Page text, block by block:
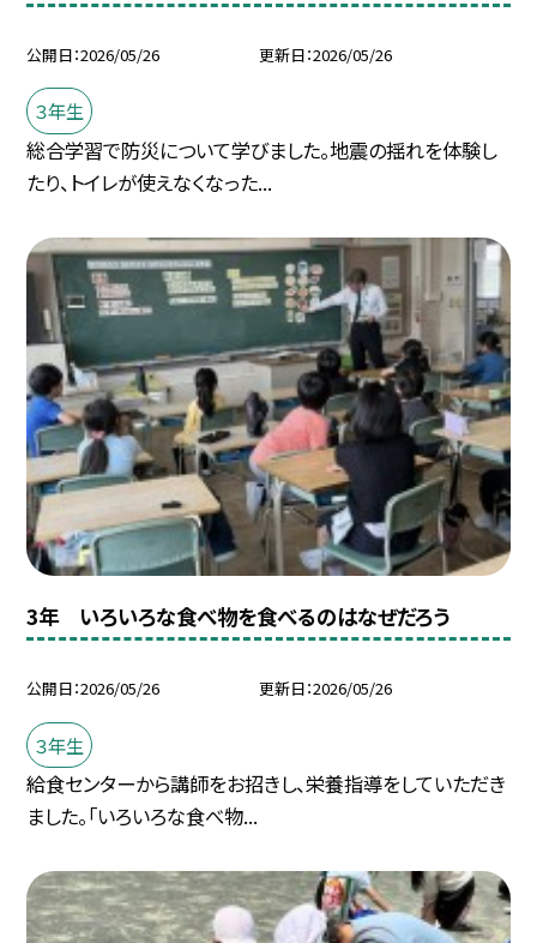
公開日 2026/05/26 更新日 2026/05/26
３年生
総合学習で防災について学びました。地震の揺れを体験し
たり、トイレが使えなくなった...
3年 いろいろな食べ物を食べるのはなぜだろう
公開日 2026/05/26 更新日 2026/05/26
３年生
給食センターから講師をお招きし、栄養指導をしていただき
ました。「いろいろな食べ物...